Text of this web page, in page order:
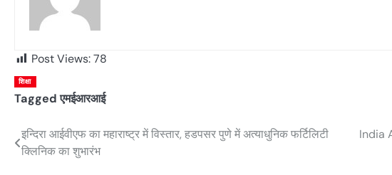
Post Views:78
शिक्षा
Taggedएमईआरआई
Post
navigation
इन्दिरा आईवीएफ का महाराष्ट्र में विस्तार, हडपसर पुणे में अत्याधुनिक फर्टिलिटी
क्लिनिक का शुभारंभ
India